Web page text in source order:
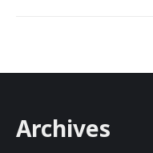
Archives